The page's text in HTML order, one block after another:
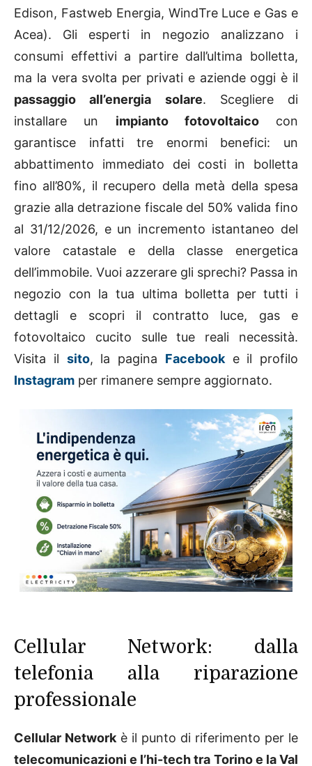
Edison, Fastweb Energia, WindTre Luce e Gas e
Acea). Gli esperti in negozio analizzano i
consumi effettivi a partire dall’ultima bolletta,
ma la vera svolta per privati e aziende oggi è il
passaggio all’energia solare. Scegliere di
installare un impianto fotovoltaicocon
garantisce infatti tre enormi benefici: un
abbattimento immediato dei costi in bolletta
fino all’80%, il recupero della metà della spesa
grazie alla detrazione fiscale del 50% valida fino
al 31/12/2026, e un incremento istantaneo del
valore catastale e della classe energetica
dell’immobile. Vuoi azzerare gli sprechi? Passa in
negozio con la tua ultima bolletta per tutti i
dettagli e scopri il contratto luce, gas e
fotovoltaico cucito sulle tue reali necessità.
Visita il sito, la pagina Facebooke il profilo
Instagram per rimanere sempre aggiornato.
Cellular Network: dalla
telefonia alla riparazione
professionale
Cellular Network è il punto di riferimento per le
telecomunicazioni e l’hi-tech tra Torino e la Val